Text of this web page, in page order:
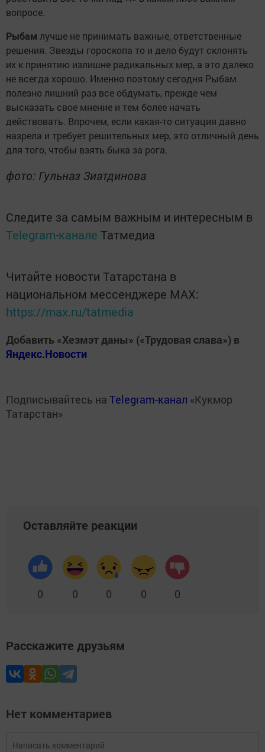
вопросе.
Рыбам лучше не принимать важные, ответственные
решения. Звезды гороскопа то и дело будут склонять
их к принятию излишне радикальных мер, а это далеко
не всегда хорошо. Именно поэтому сегодня Рыбам
полезно лишний раз все обдумать, прежде чем
высказать свое мнение и тем более начать
действовать. Впрочем, если какая-то ситуация давно
назрела и требует решительных мер, это отличный день
для того, чтобы взять быка за рога.
фото: Гульназ Зиатдинова
Следите за самым важным и интересным в
Telegram-канале Татмедиа
Читайте новости Татарстана в
национальном мессенджере MАХ:
https://max.ru/tatmedia
Добавить «Хезмэт даны» («Трудовая слава») в
Яндекс.Новости
Подписывайтесь на Telegram-канал «Кукмор
Татарстан»
Оставляйте реакции
0 0 0 0 0
Расскажите друзьям
Нет комментариев